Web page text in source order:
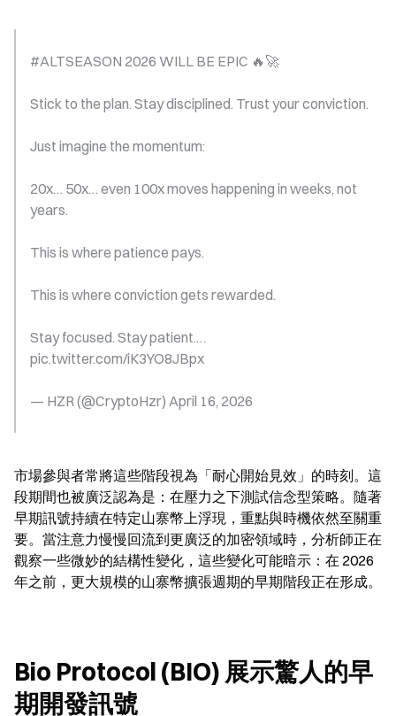
#ALTSEASON 2026 WILL BE EPIC 🔥🚀
Stick to the plan. Stay disciplined. Trust your conviction.
Just imagine the momentum:
20x… 50x… even 100x moves happening in weeks, not
years.
This is where patience pays.
This is where conviction gets rewarded.
Stay focused. Stay patient.…
pic.twitter.com/iK3YO8JBpx
— HZR (@CryptoHzr) April 16, 2026
市場參與者常將這些階段視為「耐心開始見效」的時刻。這
段期間也被廣泛認為是：在壓力之下測試信念型策略。隨著
早期訊號持續在特定山寨幣上浮現，重點與時機依然至關重
要。當注意力慢慢回流到更廣泛的加密領域時，分析師正在
觀察一些微妙的結構性變化，這些變化可能暗示：在 2026
年之前，更大規模的山寨幣擴張週期的早期階段正在形成。
Bio Protocol (BIO) 展示驚人的早
期開發訊號